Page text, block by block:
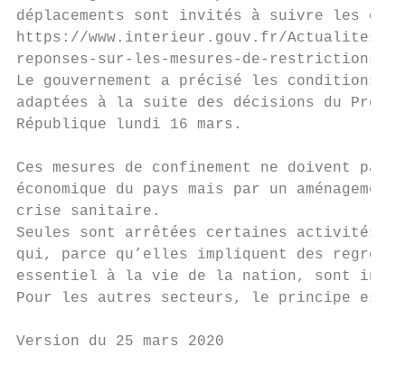
déplacements sont invités à suivre les
https://www.interieur.gouv.fr/Actualites/L-
reponses-sur-les-mesures-de-restrictions
Le gouvernement a précisé les conditions
adaptées à la suite des décisions du
République lundi 16 mars.
Ces mesures de confinement ne doivent
économique du pays mais par un
crise sanitaire.
Seules sont arrêtées certaines activités
qui, parce qu’elles impliquent des
essentiel à la vie de la nation, sont
Pour les autres secteurs, le principe est
Version du 25 mars 2020